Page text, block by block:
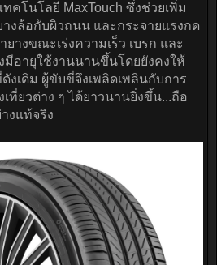
คโนโลยี MaxTouch ซึ่งช่วยเพิ่ม
งล้อกับผิวถนน และกระจายแรงกด
างขณะเร่งความเร็ว เบรก และ
มีอายุใช้งานนานขึ้นโดยยังคงให้
เดิม ผู้ขับขี่จึงเพลิดเพลินกับการ
ที่ยวต่าง ๆ ได้ยาวนานยิ่งขึ้น...ถือ
งแท้จริง